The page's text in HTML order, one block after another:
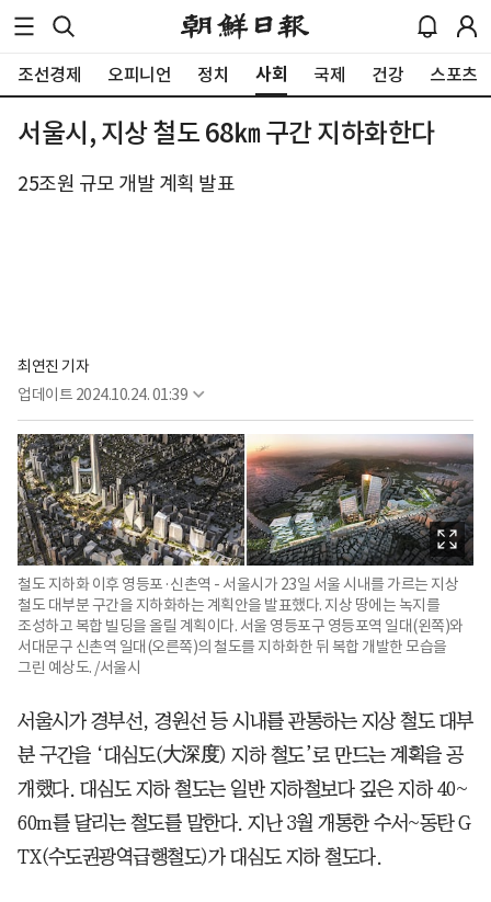
조선경제 오피니언 정치 사회 국제 건강 스포츠
서울시, 지상 철도 68㎞ 구간 지하화한다
25조원 규모 개발 계획 발표
최연진 기자
업데이트 2024.10.24. 01:39
철도 지하화 이후 영등포·신촌역 - 서울시가 23일 서울 시내를 가르는 지상
철도 대부분 구간을 지하화하는 계획안을 발표했다. 지상 땅에는 녹지를
조성하고 복합 빌딩을 올릴 계획이다. 서울 영등포구 영등포역 일대(왼쪽)와
서대문구 신촌역 일대(오른쪽)의 철도를 지하화한 뒤 복합 개발한 모습을
그린 예상도. /서울시
서울시가 경부선, 경원선 등 시내를 관통하는 지상 철도 대부
분 구간을 ‘대심도(大深度) 지하 철도’로 만드는 계획을 공
개했다. 대심도 지하 철도는 일반 지하철보다 깊은 지하 40~
60m를 달리는 철도를 말한다. 지난 3월 개통한 수서~동탄 G
TX(수도권광역급행철도)가 대심도 지하 철도다.